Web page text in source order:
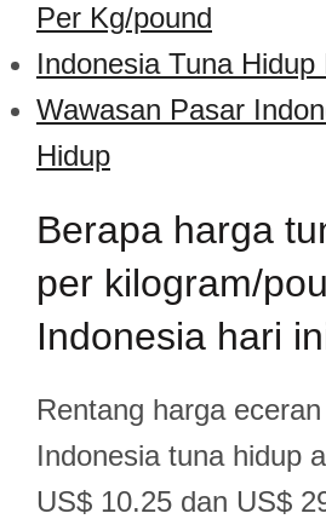
Per Kg/pound
Indonesia Tuna
Wawasan Pasar
Hidup
Berapa harga
per kilogram/
Indonesia hari
Rentang harga
Indonesia tuna hidup
US$ 10.25 dan US$